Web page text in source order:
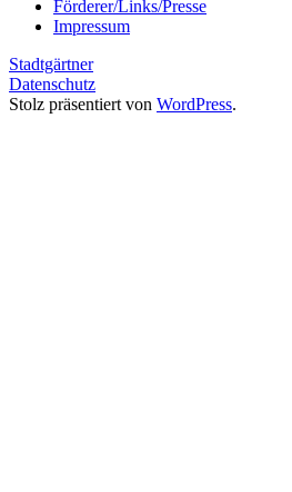
Förderer/Links/Presse
Impressum
Stadtgärtner
Datenschutz
Stolz präsentiert von WordPress.